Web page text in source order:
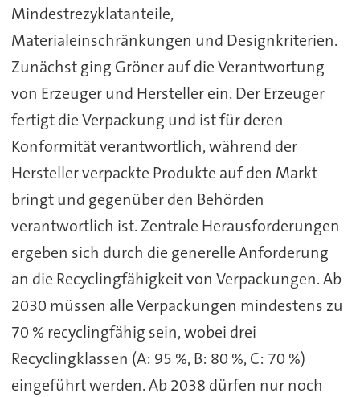
Mindestrezyklatanteile,
Materialeinschränkungen und Designkriterien.
Zunächst ging Gröner auf die Verantwortung
von Erzeuger und Hersteller ein. Der Erzeuger
fertigt die Verpackung und ist für deren
Konformität verantwortlich, während der
Hersteller verpackte Produkte auf den Markt
bringt und gegenüber den Behörden
verantwortlich ist. Zentrale Herausforderungen
ergeben sich durch die generelle Anforderung
an die Recyclingfähigkeit von Verpackungen. Ab
2030 müssen alle Verpackungen mindestens zu
70 % recyclingfähig sein, wobei drei
Recyclingklassen (A: 95 %, B: 80 %, C: 70 %)
eingeführt werden. Ab 2038 dürfen nur noch